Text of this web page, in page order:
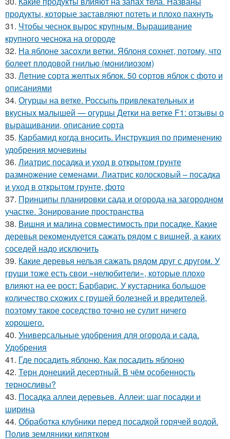
продукты, которые заставляют потеть и плохо пахнуть
31. Чтобы чеснок вырос крупным. Выращивание
крупного чеснока на огороде
32. На яблоне засохли ветки. Яблоня сохнет, потому, что
болеет плодовой гнилью (монилиозом)
33. Летние сорта желтых яблок. 50 сортов яблок с фото и
описаниями
34. Огурцы на ветке. Россыпь привлекательных и
вкусных малышей — огурцы Детки на ветке F1: отзывы о
выращивании, описание сорта
35. Карбамид когда вносить. Инструкция по применению
удобрения мочевины
36. Лиатрис посадка и уход в открытом грунте
размножение семенами. Лиатрис колосковый – посадка
и уход в открытом грунте, фото
37. Принципы планировки сада и огорода на загородном
участке. Зонирование пространства
38. Вишня и малина совместимость при посадке. Какие
деревья рекомендуется сажать рядом с вишней, а каких
соседей надо исключить
39. Какие деревья нельзя сажать рядом друг с другом. У
груши тоже есть свои «нелюбители», которые плохо
влияют на ее рост: Барбарис. У кустарника большое
количество схожих с грушей болезней и вредителей,
поэтому такое соседство точно не сулит ничего
хорошего.
40. Универсальные удобрения для огорода и сада.
Удобрения
41. Где посадить яблоню. Как посадить яблоню
42. Терн донецкий десертный. В чём особенность
терносливы?
43. Посадка аллеи деревьев. Аллеи: шаг посадки и
ширина
44. Обработка клубники перед посадкой горячей водой.
Полив земляники кипятком